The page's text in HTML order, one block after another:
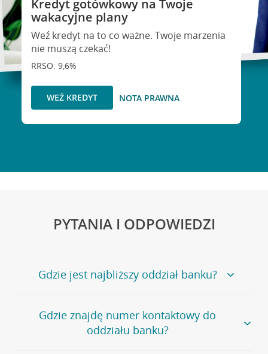
Kredyt gotówkowy na Twoje
wakacyjne plany
Weź kredyt na to co ważne. Twoje marzenia
nie muszą czekać!
RRSO: 9,6%
WEŹ KREDYT NOTA PRAWNA
PYTANIA I ODPOWIEDZI
Gdzie jest najbliższy oddział banku?
Jeśli szukasz oddziału naszego banku, zapraszamy na
stronęPlacówki i bankomaty, na której znajduje się
wygodna wyszukiwarka.
Gdzie znajdę numer kontaktowy do
oddziału banku?